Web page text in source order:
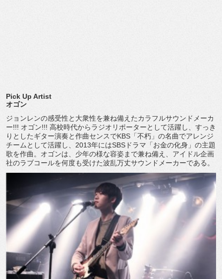
Pick Up Artist
オゴン
ジョンレンの感受性と大衆性を兼ね備えたカラフルサウンドメーカ
ー!!! オゴン!!! 高校時代からラジオリポーターとして活躍し、すっき
りとしたギター演奏と作曲センスでKBS「不朽」の名曲でアレンジ
チームとして活躍し、2013年にはSBSドラマ「お金の化身」の主題
歌を作曲。オゴンは、少年の様な容姿まで兼ね備え、アイドル企画
社のラブコールを何度も受けた波乱万丈サウンドメーカーである。